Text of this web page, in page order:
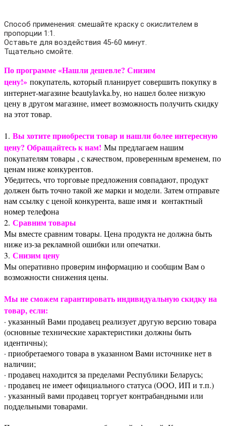
Способ применения: смешайте краску с окислителем в
пропорции 1:1.
Оставьте для воздействия 45-60 минут.
Тщательно смойте.
По программе «Нашли дешевле? Снизим
цену!» покупатель, который планирует совершить покупку в
интернет-магазине beautylavka.by, но нашел более низкую
цену в другом магазине, имеет возможность получить скидку
на этот товар.
1. Вы хотите приобрести товар и нашли более интересную
цену? Обращайтесь к нам! Мы предлагаем нашим
покупателям товары , с качеством, проверенным временем, по
ценам ниже конкурентов.
Убедитесь, что торговые предложения совпадают, продукт
должен быть точно такой же марки и модели. Затем отправьте
нам ссылку с ценой конкурента, ваше имя и контактный
номер телефона
2. Сравним товары
Мы вместе сравним товары. Цена продукта не должна быть
ниже из-за рекламной ошибки или опечатки.
3. Снизим цену
Мы оперативно проверим информацию и сообщим Вам о
возможности снижения цены.
Мы не сможем гарантировать индивидуальную скидку на
товар, если:
· указанный Вами продавец реализует другую версию товара
(основные технические характеристики должны быть
идентичны);
· приобретаемого товара в указанном Вами источнике нет в
наличии;
· продавец находится за пределами Республики Беларусь;
· продавец не имеет официального статуса (ООО, ИП и т.п.)
· указанный вами продавец торгует контрабандными или
поддельными товарами.